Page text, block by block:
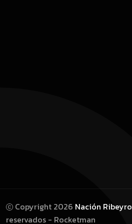
Copyright 2026 Nación Ribeyro
reservados - Rocketman